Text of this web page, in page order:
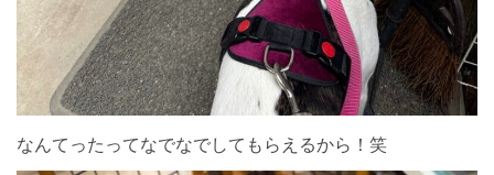
なんてったってなでなでしてもらえるから！笑